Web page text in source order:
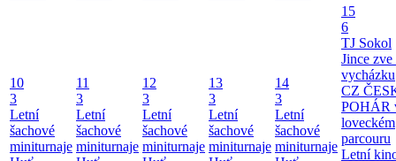
10
3
Letní
šachové
miniturnaje
11
3
Letní
šachové
miniturnaje
12
3
Letní
šachové
miniturnaje
13
3
Letní
šachové
miniturnaje
14
3
Letní
šachové
miniturnaje
15
6
TJ Sokol
Jince zve
vycházku
CZ
POHÁR
loveckém
parcouru
Letní